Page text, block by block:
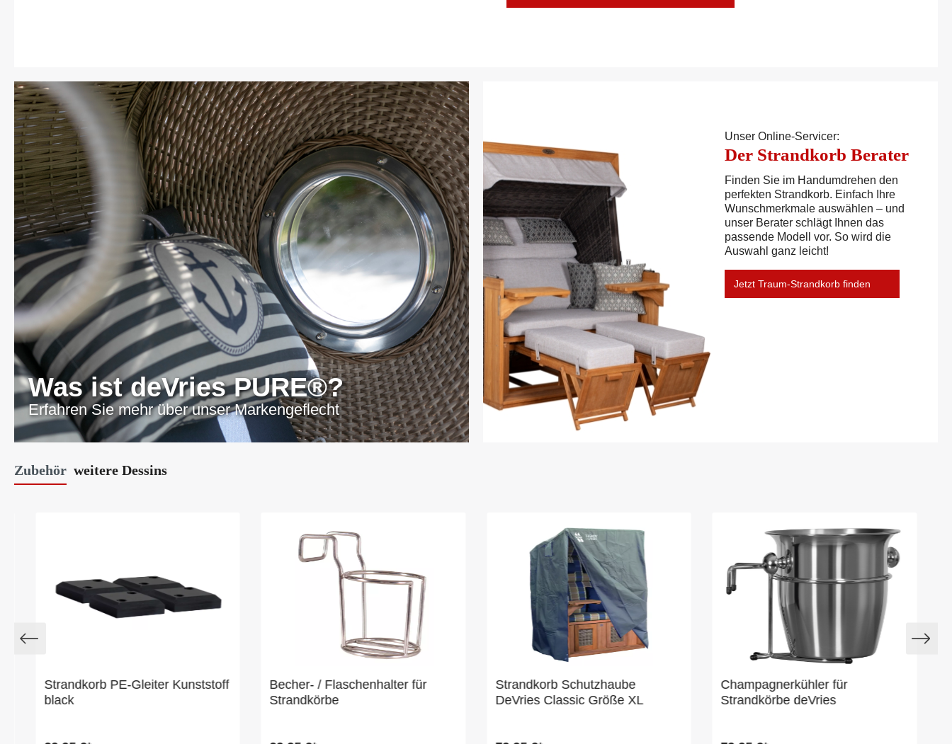
Was ist deVries PURE®?
Erfahren Sie mehr über unser Markengeflecht
Unser Online-Servicer:
Der Strandkorb Berater
Finden Sie im Handumdrehen den
perfekten Strandkorb. Einfach Ihre
Wunschmerkmale auswählen – und
unser Berater schlägt Ihnen das
passende Modell vor. So wird die
Auswahl ganz leicht!
Jetzt Traum-Strandkorb finden
Zubehör weitere Dessins
Strandkorb PE-Gleiter Kunststoff
black
Becher- / Flaschenhalter für
Strandkörbe
Strandkorb Schutzhaube
DeVries Classic Größe XL
Champagnerkühler für
Strandkörbe deVries